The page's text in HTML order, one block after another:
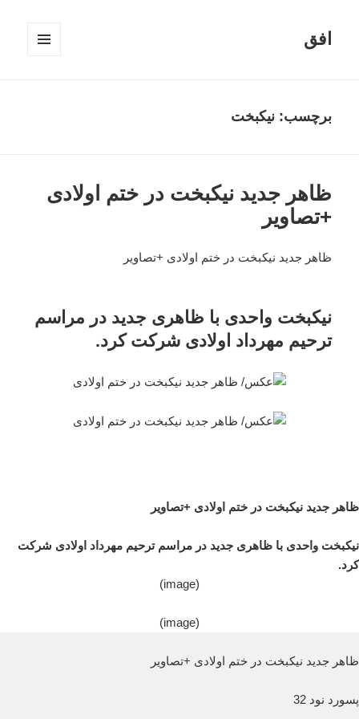
افق
برچسب:نیکبخت
ظاهر جدید نیکبخت در ختم اولادی
+تصاویر
ظاهر جدید نیکبخت در ختم اولادی +تصاویر
نیکبخت واحدی با ظاهری جدید در مراسم
ترحیم مهرداد اولادی شرکت کرد.
ظاهر جدید نیکبخت در ختم اولادی +تصاویر
نیکبخت واحدی با ظاهری جدید در مراسم ترحیم مهرداد اولادی شرکت
کرد.
(image)
(image)
ظاهر جدید نیکبخت در ختم اولادی +تصاویر
پسورد نود 32